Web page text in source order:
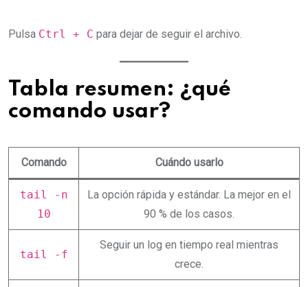
Pulsa Ctrl + C para dejar de seguir el archivo.
Tabla resumen: ¿qué
comando usar?
Comando Cuándo usarlo
tail -n
10
La opción rápida y estándar. La mejor en el
90 % de los casos.
tail -f
Seguir un log en tiempo real mientras
crece.